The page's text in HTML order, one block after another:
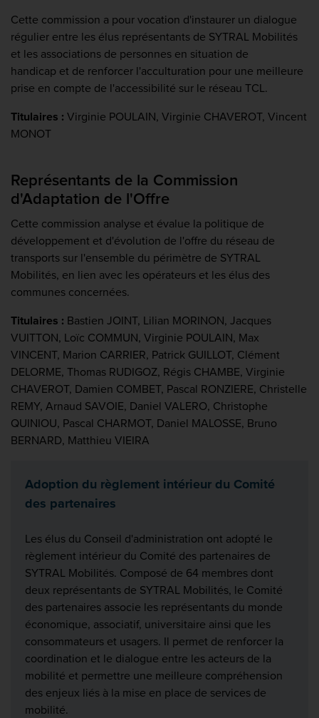
Cette commission a pour vocation d'instaurer un dialogue
régulier entre les élus représentants de SYTRAL Mobilités
et les associations de personnes en situation de
handicap et de renforcer l'acculturation pour une meilleure
prise en compte de l'accessibilité sur le réseau TCL.
Titulaires : Virginie POULAIN, Virginie CHAVEROT, Vincent
MONOT
Représentants de la Commission
d'Adaptation de l'Offre
Cette commission analyse et évalue la politique de
développement et d'évolution de l'offre du réseau de
transports sur l'ensemble du périmètre de SYTRAL
Mobilités, en lien avec les opérateurs et les élus des
communes concernées.
Titulaires : Bastien JOINT, Lilian MORINON, Jacques
VUITTON, Loïc COMMUN, Virginie POULAIN, Max
VINCENT, Marion CARRIER, Patrick GUILLOT, Clément
DELORME, Thomas RUDIGOZ, Régis CHAMBE, Virginie
CHAVEROT, Damien COMBET, Pascal RONZIERE, Christelle
REMY, Arnaud SAVOIE, Daniel VALERO, Christophe
QUINIOU, Pascal CHARMOT, Daniel MALOSSE, Bruno
BERNARD, Matthieu VIEIRA
Adoption du règlement intérieur du Comité
des partenaires
Les élus du Conseil d'administration ont adopté le
règlement intérieur du Comité des partenaires de
SYTRAL Mobilités. Composé de 64 membres dont
deux représentants de SYTRAL Mobilités, le Comité
des partenaires associe les représentants du monde
économique, associatif, universitaire ainsi que les
consommateurs et usagers. Il permet de renforcer la
coordination et le dialogue entre les acteurs de la
mobilité et permettre une meilleure compréhension
des enjeux liés à la mise en place de services de
mobilité.